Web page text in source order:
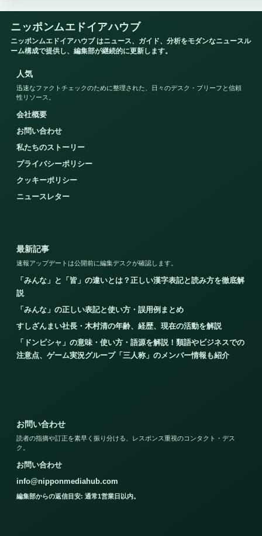
ニッポンムエドイアハウブ
ニッポンムエドイアハウブ はニュース、ガイド、分析をモダンなニュースル
ーム構成で提供し、編集部が継続的に更新します。
人気
迅速なファクトチェックのために整理された、日々のデスク・ブリーフと信頼
性リソース。
会社概要
お問い合わせ
私たちのストーリー
プライバシーポリシー
クッキーポリシー
ニュースレター
最新記事
速報アップデートは公開前に編集デスクが確認します。
「みんな」と「皆」の違いとは？正しい漢字表記と読み方を徹底解
説
「みんな」の正しい表記と使い方・誤用例まとめ
すしざんまい社長・木村清の年齢、経歴、現在の活動を解説
「ドンピシャ」の意味・使い方・語源を解説！類語やビジネスでの
注意点、ゲーム実況グループ「三人称」のメンバー情報も紹介
お問い合わせ
読者の指摘や訂正を素早く振り分ける、レスポンス重視のコンタクト・デス
ク。
お問い合わせ
info@nipponmediahub.com
編集部からの返信目安: 通常1営業日以内。